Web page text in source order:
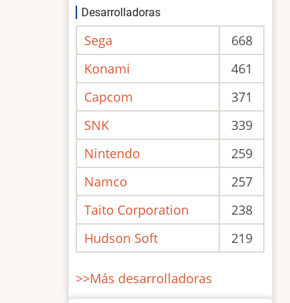
Desarrolladoras
Sega
668
Konami
461
Capcom
371
SNK
339
Nintendo
259
Namco
257
Taito Corporation
238
Hudson Soft
219
>>Más desarrolladoras